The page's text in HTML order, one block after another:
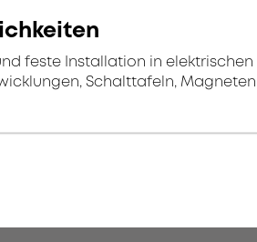
feste Installation in
Schalttafeln,